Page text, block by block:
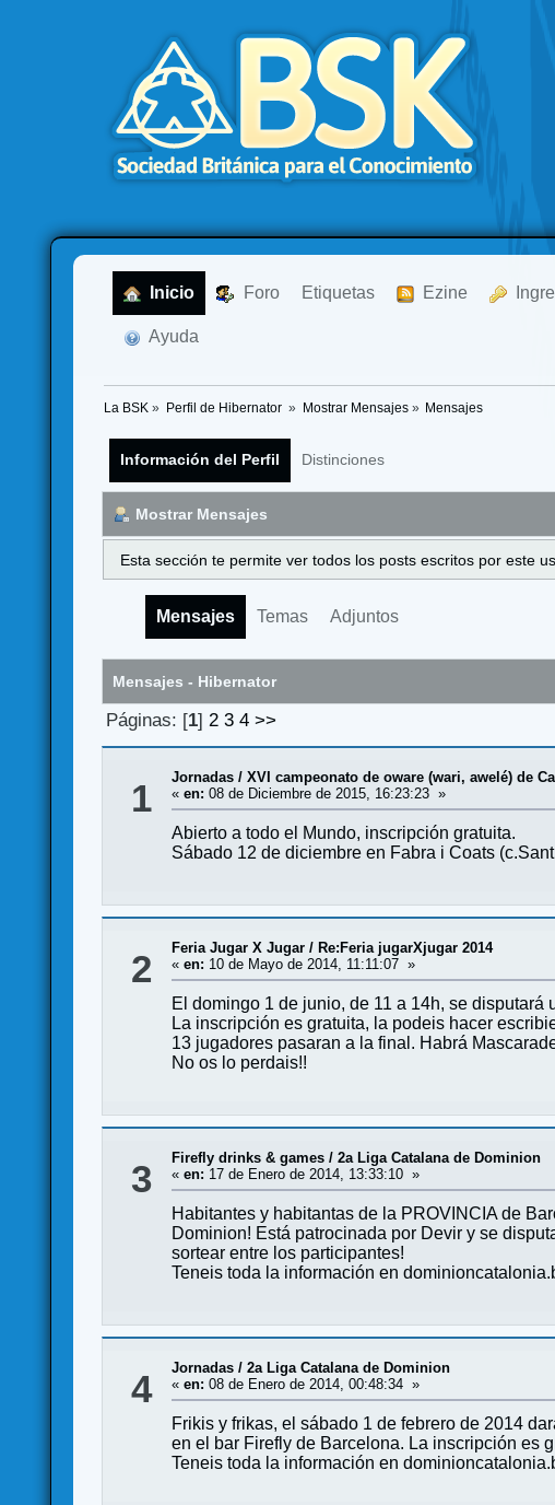
Inicio Foro Etiquetas Ezine
Ayuda
La BSK » Perfil de Hibernator » Mostrar Mensajes» Mensajes
Información del Perfil Distinciones
Mostrar Mensajes
Esta sección te permite ver todos los posts escritos por este
Mensajes Temas Adjuntos
Mensajes - Hibernator
Páginas: [1] 2 3 4 >>
1 Jornadas /XVI campeonato de oware (wari, awelé) de
«en: 08 de Diciembre de 2015, 16:23:23 »
Abierto a todo el Mundo, inscripción gratuita.
Sábado 12 de diciembre en Fabra i Coats
2 Feria Jugar X Jugar / Re:Feria jugarXjugar 2014
«en: 10 de Mayo de 2014, 11:11:07 »
El domingo 1 de junio, de 11 a 14h, se
La inscripción es gratuita, la podeis hacer
13 jugadores pasaran a la final. Habrá
No os lo perdais!!
3 Firefly drinks & games /2a Liga Catalana de Dominion
«en: 17 de Enero de 2014, 13:33:10 »
Habitantes y habitantas de la PROVINCIA de
Dominion! Está patrocinada por Devir y se
sortear entre los participantes!
Teneis toda la información en
4 Jornadas /2a Liga Catalana de Dominion
«en: 08 de Enero de 2014, 00:48:34 »
Frikis y frikas, el sábado 1 de febrero de 2014
en el bar Firefly de Barcelona. La inscripción es
Teneis toda la información en